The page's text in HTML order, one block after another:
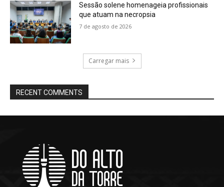
Sessão solene homenageia profissionais
que atuam na necropsia
7 de agosto de 2026
Carregar mais
RECENT COMMENTS